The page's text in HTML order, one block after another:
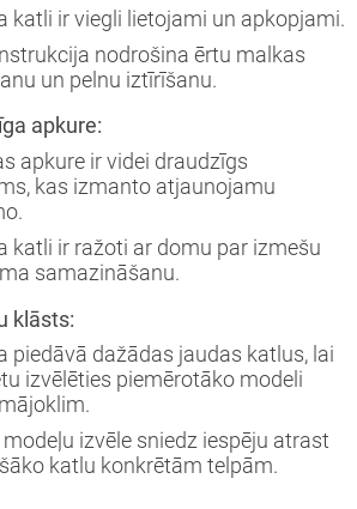
katli ir viegli lietojami un apkopjami.
nodrošina ērtu malkas
un pelnu iztīrīšanu.
apkure:
apkure ir videi draudzīgs
kas izmanto atjaunojamu
katli ir ražoti ar domu par izmešu
samazināšanu.
klāsts:
piedāvā dažādas jaudas katlus, lai
izvēlēties piemērotāko modeli
modeļu izvēle sniedz iespēju atrast
katlu konkrētām telpām.